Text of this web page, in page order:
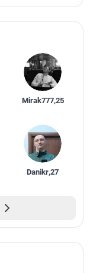
Mirak777,25
Danikr,27